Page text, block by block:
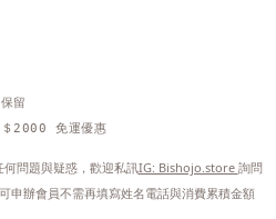
留
＄2000 免運優惠
何問題與疑惑，歡迎私訊IG: Bishojo.store 詢問
申辦會員不需再填寫姓名電話與消費累積金額